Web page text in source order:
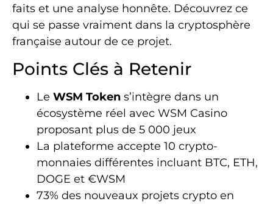
faits et une analyse honnête. Découvrez ce
qui se passe vraiment dans la cryptosphère
française autour de ce projet.
Points Clés à Retenir
Le WSM Token s’intègre dans un
écosystème réel avec WSM Casino
proposant plus de 5 000 jeux
La plateforme accepte 10 crypto-
monnaies différentes incluant BTC, ETH,
DOGE et €WSM
73% des nouveaux projets crypto en